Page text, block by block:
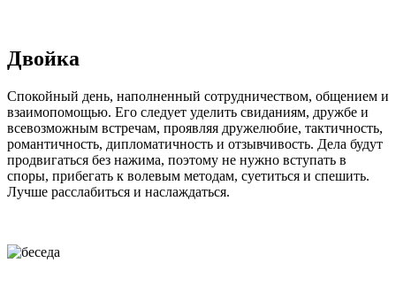
Двойка
Спокойный день, наполненный сотрудничеством, общением и
взаимопомощью. Его следует уделить свиданиям, дружбе и
всевозможным встречам, проявляя дружелюбие, тактичность,
романтичность, дипломатичность и отзывчивость. Дела будут
продвигаться без нажима, поэтому не нужно вступать в
споры, прибегать к волевым методам, суетиться и спешить.
Лучше расслабиться и наслаждаться.